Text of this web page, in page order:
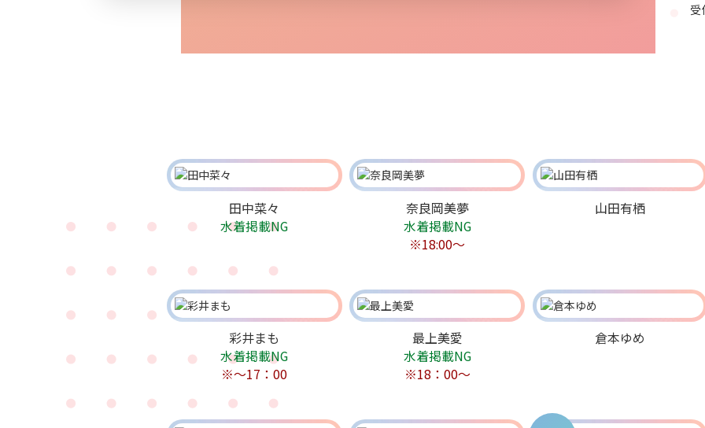
受
田中菜々
水着掲載NG
奈良岡美夢
水着掲載NG
※18:00～
山田有栖
彩井まも
水着掲載NG
※～17：00
最上美愛
水着掲載NG
※18：00～
倉本ゆめ